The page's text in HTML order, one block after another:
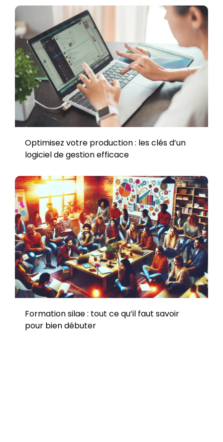
Optimisez votre production : les clés d’un
logiciel de gestion efficace
Formation silae : tout ce qu’il faut savoir
pour bien débuter